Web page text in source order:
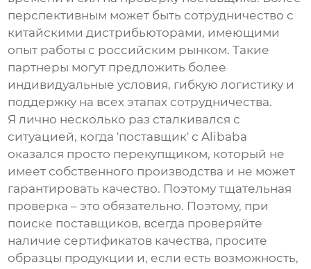
перспективным может быть сотрудничество с
китайскими дистрибьюторами, имеющими
опыт работы с российским рынком. Такие
партнеры могут предложить более
индивидуальные условия, гибкую логистику и
поддержку на всех этапах сотрудничества.
Я лично несколько раз сталкивался с
ситуацией, когда 'поставщик' с Alibaba
оказался просто перекупщиком, который не
имеет собственного производства и не может
гарантировать качество. Поэтому тщательная
проверка – это обязательно. Поэтому, при
поиске поставщиков, всегда проверяйте
наличие сертификатов качества, просите
образцы продукции и, если есть возможность,